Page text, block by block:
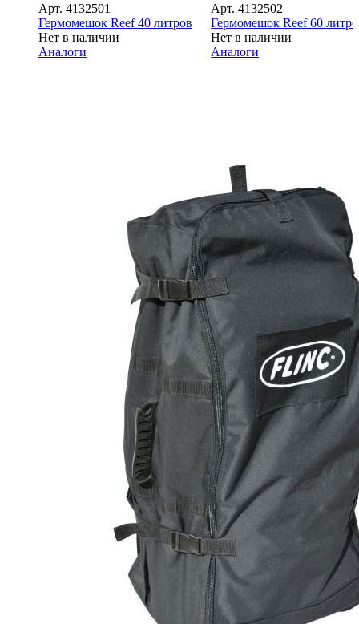
Арт. 4132501
Гермомешок Reef 40 литров
Нет в наличии
Аналоги
Арт.4132502
Гермомешок Reef 60
Нет в наличии
Аналоги